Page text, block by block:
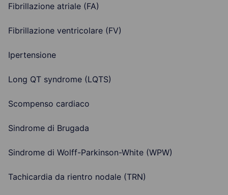
Fibrillazione atriale (FA)
Fibrillazione ventricolare (FV)
Ipertensione
Long QT syndrome (LQTS)
Scompenso cardiaco
Sindrome di Brugada
Sindrome di Wolff-Parkinson-White (WPW)
Tachicardia da rientro nodale (TRN)